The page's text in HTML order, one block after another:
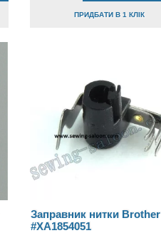
ПРИДБАТИ В 1 КЛІК
Заправник нитки Brother
#XA1854051